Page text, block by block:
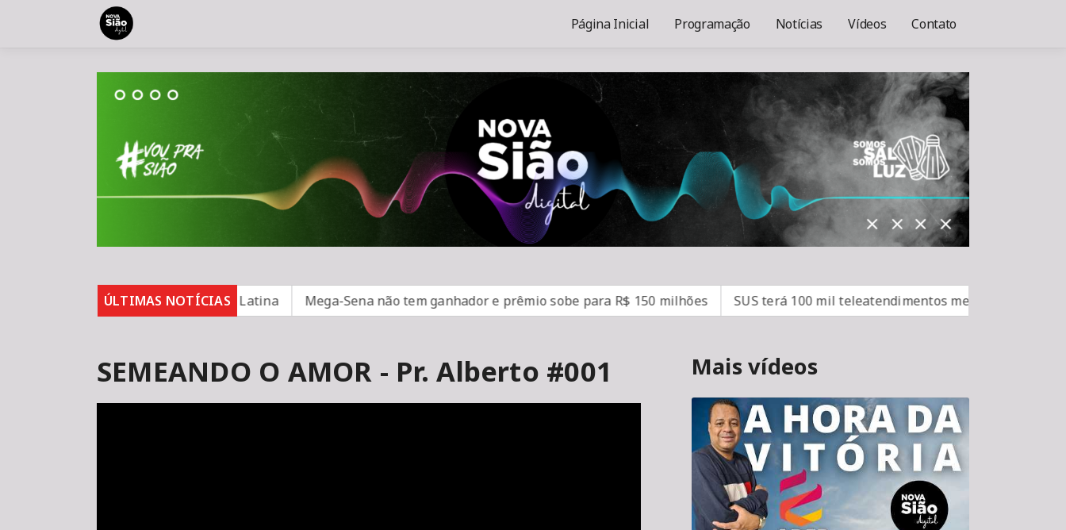
Página Inicial Programação Notícias Vídeos Contato
ÚLTIMAS NOTÍCIAS
para segurança na América Latina Mega-Sena não tem ganhador e prêmio sobe para R$ 150 milhões SUS terá 100 mil teleatendimentos mensais para vício em
SEMEANDO O AMOR - Pr. Alberto #001 Mais vídeos